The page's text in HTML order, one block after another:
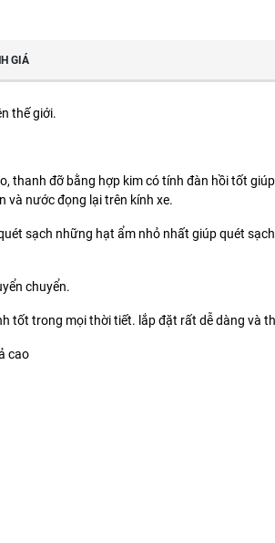
GIÁ
thế giới.
đỡ bằng hợp kim có tính đàn hồi tốt
và nước đọng lại trên kính xe.
sạch những hạt ẩm nhỏ nhất giúp quét
chuyển.
tốt trong mọi thời tiết. lắp đặt rất dễ dàng và
cao